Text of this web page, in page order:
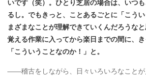
るし。でもきっと、ことあるごとに「こう
まざまなことが理解できていくんだろうな
覚える作業に入ってから楽日までの間に、
「こういうことなのか！」と。
――稽古をしながら、日々いろいろなことが